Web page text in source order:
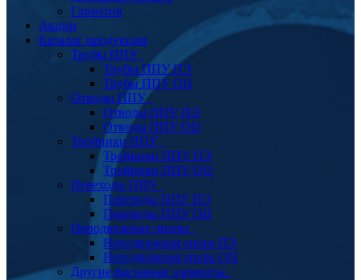
Гарантия
Акции
Каталог продукции
Трубы ППУ
Трубы ППУ ПЭ
Трубы ППУ ОЦ
Отводы ППУ
Отводы ППУ ПЭ
Отводы ППУ ОЦ
Тройники ППУ
Тройники ППУ ПЭ
Тройники ППУ ОЦ
Переходы ППУ
Переходы ППУ ПЭ
Переходы ППУ ОЦ
Неподвижные опоры
Неподвижная опора ПЭ
Неподвижная опора ОЦ
Другие фасонные элементы